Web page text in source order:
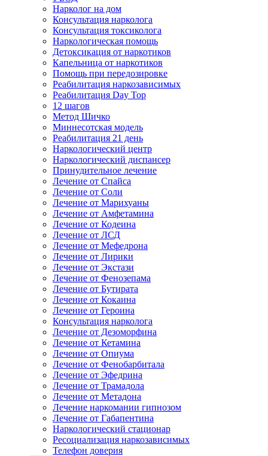
Нарколог на дом
Консультация нарколога
Консультация токсиколога
Наркологическая помощь
Детоксикация от наркотиков
Капельница от наркотиков
Помощь при передозировке
Реабилитация наркозависимых
Реабилитация Day Top
12 шагов
Метод Шичко
Миннесотская модель
Реабилитация 21 день
Наркологический центр
Наркологический диспансер
Принудительное лечение
Лечение от Спайса
Лечение от Соли
Лечение от Марихуаны
Лечение от Амфетамина
Лечение от Кодеина
Лечение от ЛСД
Лечение от Мефедрона
Лечение от Лирики
Лечение от Экстази
Лечение от Фенозепама
Лечение от Бутирата
Лечение от Кокаина
Лечение от Героина
Консультация нарколога
Лечение от Дезоморфина
Лечение от Кетамина
Лечение от Опиума
Лечение от Фенобарбитала
Лечение от Эфедрина
Лечение от Трамадола
Лечение от Метадона
Лечение наркомании гипнозом
Лечение от Габапентина
Наркологический стационар
Ресоциализация наркозависимых
Телефон доверия